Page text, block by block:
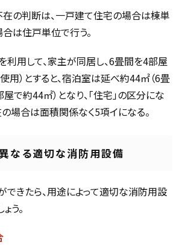
の判断は、一戸建て住宅の場合は棟単
は住戸単位で行う。
利用して、家主が同居し、6畳間を4部屋
用）とすると、宿泊室は延べ約44㎡（6畳
で約44㎡）となり、「住宅」の区分にな
場合は面積関係なく5項イになる。
なる適切な消防用設備
きたら、用途によって適切な消防用設
う。